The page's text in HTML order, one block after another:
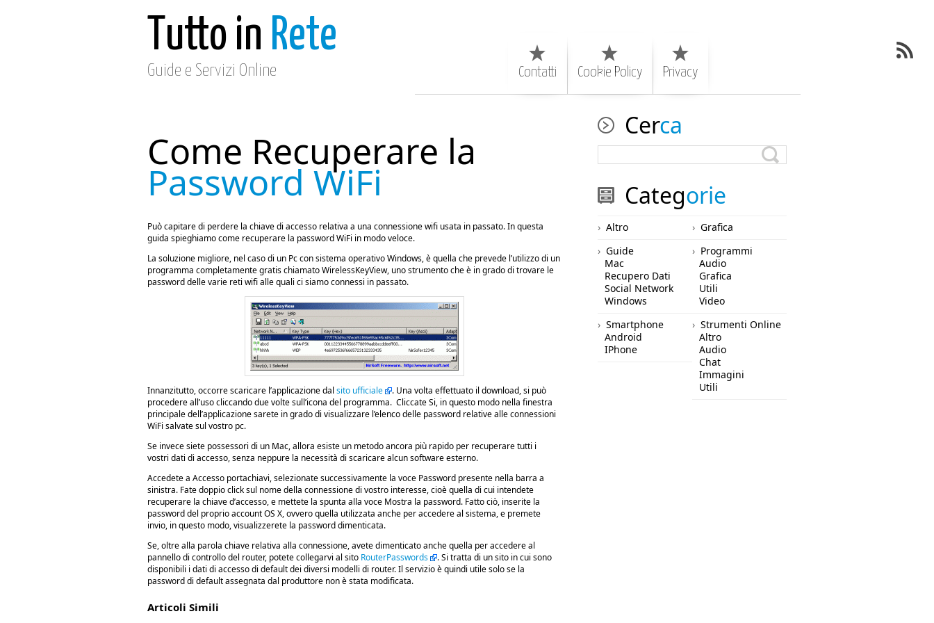
Tutto in Rete
Guide e Servizi Online Contatti Cookie Policy Privacy
Come Recuperare la
Password WiFi
Può capitare di perdere la chiave di accesso relativa a una connessione wifi usata in passato. In questa
guida spieghiamo come recuperare la password WiFi in modo veloce.
La soluzione migliore, nel caso di un Pc con sistema operativo Windows, è quella che prevede l’utilizzo di un
programma completamente gratis chiamato WirelessKeyView, uno strumento che è in grado di trovare le
password delle varie reti wifi alle quali ci siamo connessi in passato.
Innanzitutto, occorre scaricare l’applicazione dal sito ufficiale
. Una volta effettuato il download, si può
procedere all’uso cliccando due volte sull’icona del programma. Cliccate Si, in questo modo nella finestra
principale dell’applicazione sarete in grado di visualizzare l’elenco delle password relative alle connessioni
WiFi salvate sul vostro pc.
Se invece siete possessori di un Mac, allora esiste un metodo ancora più rapido per recuperare tutti i
vostri dati di accesso, senza neppure la necessità di scaricare alcun software esterno.
Accedete a Accesso portachiavi, selezionate successivamente la voce Password presente nella barra a
sinistra. Fate doppio click sul nome della connessione di vostro interesse, cioè quella di cui intendete
recuperare la chiave d’accesso, e mettete la spunta alla voce Mostra la password. Fatto ciò, inserite la
password del proprio account OS X, ovvero quella utilizzata anche per accedere al sistema, e premete
invio, in questo modo, visualizzerete la password dimenticata.
Se, oltre alla parola chiave relativa alla connessione, avete dimenticato anche quella per accedere al
pannello di controllo del router, potete collegarvi al sito RouterPasswords
. Si tratta di un sito in cui sono
disponibili i dati di accesso di default dei diversi modelli di router. Il servizio è quindi utile solo se la
password di default assegnata dal produttore non è stata modificata.
Articoli Simili
Cerca
Categorie
Altro
Grafica
Guide
Mac
Recupero Dati
Social Network
Windows
Programmi
Audio
Grafica
Utili
Video
Smartphone
Android
IPhone
Strumenti Online
Altro
Audio
Chat
Immagini
Utili